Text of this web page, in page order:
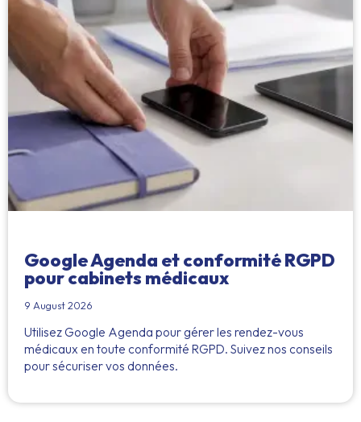
Google Agenda et conformité RGPD
pour cabinets médicaux
9 August 2026
Utilisez Google Agenda pour gérer les rendez-vous
médicaux en toute conformité RGPD. Suivez nos conseils
pour sécuriser vos données.